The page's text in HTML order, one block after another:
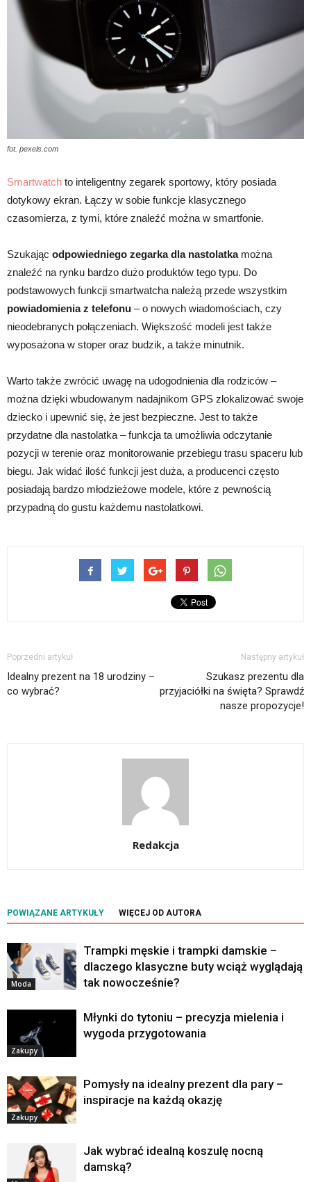
fot. pexels.com
Smartwatch to inteligentny zegarek sportowy, który posiada
dotykowy ekran. Łączy w sobie funkcje klasycznego
czasomierza, z tymi, które znaleźć można w smartfonie.
Szukając odpowiedniego zegarka dla nastolatkamożna
znaleźć na rynku bardzo dużo produktów tego typu. Do
podstawowych funkcji smartwatcha należą przede wszystkim
powiadomienia z telefonu – o nowych wiadomościach, czy
nieodebranych połączeniach. Większość modeli jest także
wyposażona w stoper oraz budzik, a także minutnik.
Warto także zwrócić uwagę na udogodnienia dla rodziców –
można dzięki wbudowanym nadajnikom GPS zlokalizować swoje
dziecko i upewnić się, że jest bezpieczne. Jest to także
przydatne dla nastolatka – funkcja ta umożliwia odczytanie
pozycji w terenie oraz monitorowanie przebiegu trasu spaceru lub
biegu. Jak widać ilość funkcji jest duża, a producenci często
posiadają bardzo młodzieżowe modele, które z pewnością
przypadną do gustu każdemu nastolatkowi.
Poprzedni artykuł
Idealny prezent na 18 urodziny –
co wybrać?
Następny artykuł
Szukasz prezentu dla
przyjaciółki na święta? Sprawdź
nasze propozycje!
Redakcja
POWIĄZANE ARTYKUŁY WIĘCEJ OD AUTORA
Moda
Trampki męskie i trampki damskie –
dlaczego klasyczne buty wciąż wyglądają
tak nowocześnie?
Zakupy
Młynki do tytoniu – precyzja mielenia i
wygoda przygotowania
Zakupy
Pomysły na idealny prezent dla pary –
inspiracje na każdą okazję
Jak wybrać idealną koszulę nocną
damską?